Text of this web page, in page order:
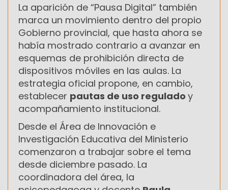
La aparición de “Pausa Digital” también
marca un movimiento dentro del propio
Gobierno provincial, que hasta ahora se
había mostrado contrario a avanzar en
esquemas de prohibición directa de
dispositivos móviles en las aulas. La
estrategia oficial propone, en cambio,
establecer pautas de uso regulado y
acompañamiento institucional.
Desde el Área de Innovación e
Investigación Educativa del Ministerio
comenzaron a trabajar sobre el tema
desde diciembre pasado. La
coordinadora del área, la